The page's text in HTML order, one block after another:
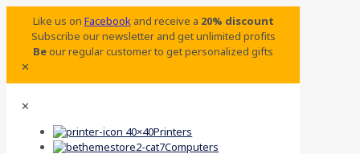
Like us onFacebookand receive a 20% discount
Subscribe our newsletter and get unlimited profits
Beour regular customer to get personalized gifts
✕
✕
Printers
Computers